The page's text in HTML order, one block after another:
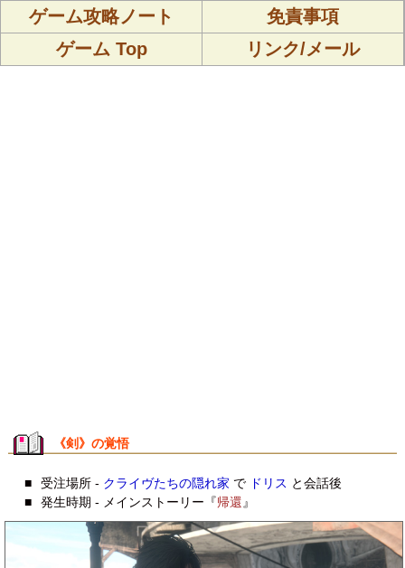
ゲーム攻略ノート
免責事項
ゲーム Top
リンク/メール
《剣》の覚悟
■ 受注場所 - クライヴたちの隠れ家 で ドリス と会話後
■
発生時期 - メインストーリー『帰還 』